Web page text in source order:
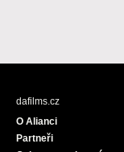
dafilms.cz
O Alianci
Partneři